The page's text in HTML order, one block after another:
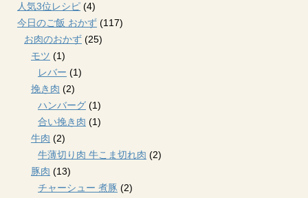
人気3位レシピ (4)
今日のご飯 おかず (117)
お肉のおかず (25)
モツ (1)
レバー (1)
挽き肉 (2)
ハンバーグ (1)
合い挽き肉 (1)
牛肉 (2)
牛薄切り肉 牛こま切れ肉 (2)
豚肉 (13)
チャーシュー 煮豚 (2)